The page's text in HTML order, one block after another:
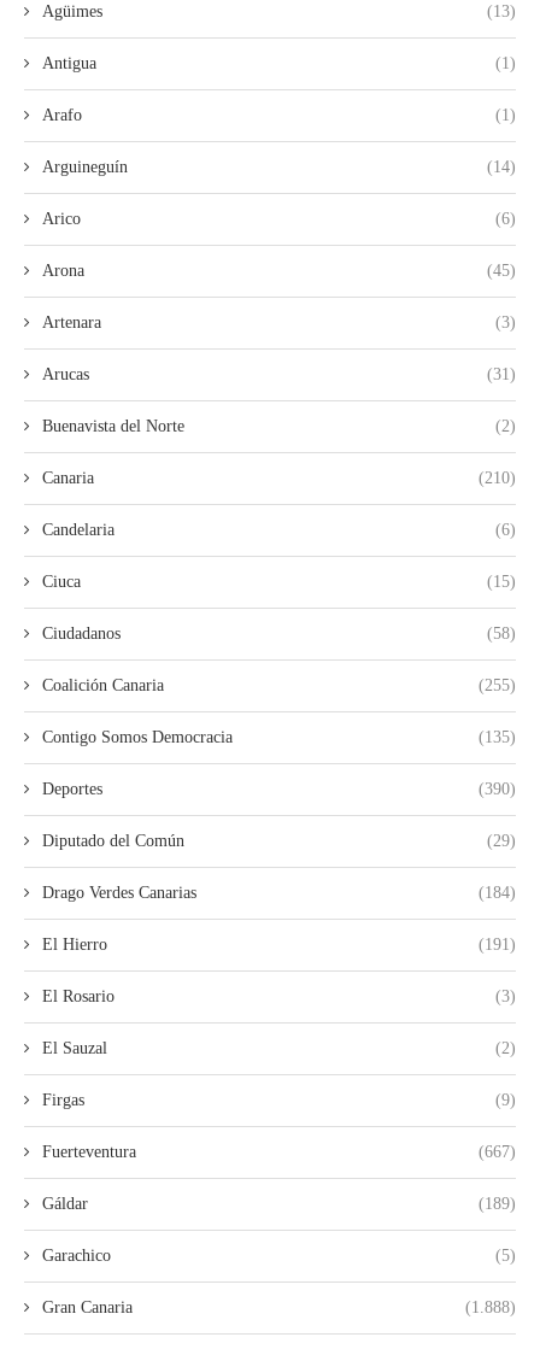
Agüimes (13)
Antigua (1)
Arafo (1)
Arguineguín (14)
Arico (6)
Arona (45)
Artenara (3)
Arucas (31)
Buenavista del Norte (2)
Canaria (210)
Candelaria (6)
Ciuca (15)
Ciudadanos (58)
Coalición Canaria (255)
Contigo Somos Democracia (135)
Deportes (390)
Diputado del Común (29)
Drago Verdes Canarias (184)
El Hierro (191)
El Rosario (3)
El Sauzal (2)
Firgas (9)
Fuerteventura (667)
Gáldar (189)
Garachico (5)
Gran Canaria (1.888)